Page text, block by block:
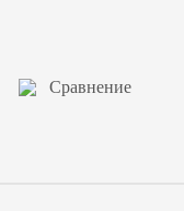
Сравнение